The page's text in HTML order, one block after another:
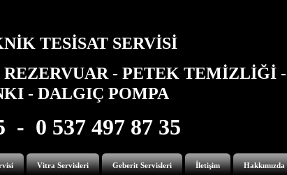
TESİSAT SERVİSİ
- PETEK TEMİZLİĞİ -
- DALGIÇ POMPA
- 0 537 497 87 35
Vitra Servisleri Geberit Servisleri İletişim Hakkımızda